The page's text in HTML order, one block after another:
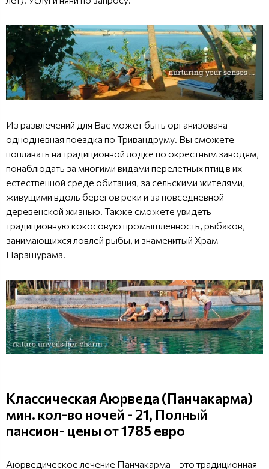
Из развлечений для Вас может быть организована
однодневная поездка по Тривандруму. Вы сможете
поплавать на традиционной лодке по окрестным заводям,
понаблюдать за многими видами перелетных птиц в их
естественной среде обитания, за сельскими жителями,
живущими вдоль берегов реки и за повседневной
деревенской жизнью. Также сможете увидеть
традиционную кокосовую промышленность, рыбаков,
занимающихся ловлей рыбы, и знаменитый Храм
Парашурама.
Классическая Аюрведа (Панчакарма)
мин. кол-во ночей - 21, Полный
пансион- цены от 1785 евро
Аюрведическое лечение Панчакарма – это традиционная